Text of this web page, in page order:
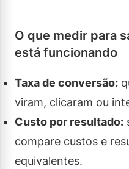
O que medir para
está funcionando
Taxa de conversão:
viram, clicaram ou
Custo por resultado:
compare custos e
equivalentes.